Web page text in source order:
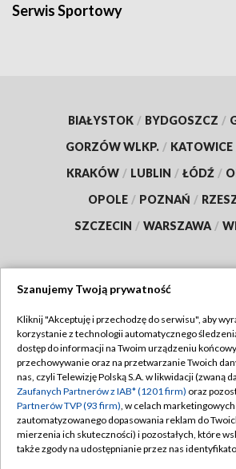
Serwis Sportowy
BIAŁYSTOK / BYDGOSZCZ /
GORZÓW WLKP. / KATOWICE
KRAKÓW / LUBLIN / ŁÓDŹ /
OPOLE / POZNAŃ /
SZCZECIN / WARSZAWA /
TVP
Abonament TVP
Emisja w TVP
Centrum informacji TVP
Naziemna Telewizja Cyfrowa
Regulamin TVP
Polityka
Moje zgody
Pomoc
Szanujemy Twoją prywatność
Kliknij "Akceptuję i przechodzę do serwisu", aby
korzystanie z technologii automatycznego
dostęp do informacji na Twoim urządzeniu
przechowywanie oraz na przetwarzanie Twoich
nas, czyli Telewizję Polską S.A. w likwidacji (zwaną
Zaufanych Partnerów z IAB* (1201 firm) oraz
Partnerów TVP (93 firm), w celach
zautomatyzowanego dopasowania reklam do
mierzenia ich skuteczności) i pozostałych, które
także zgody na udostępnianie przez nas